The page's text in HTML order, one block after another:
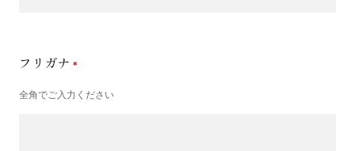
フリガナ
全角でご入力ください